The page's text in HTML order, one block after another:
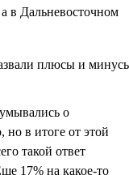
в Дальневосточном
о
в итоге от этой
такой ответ
17% на какое-то